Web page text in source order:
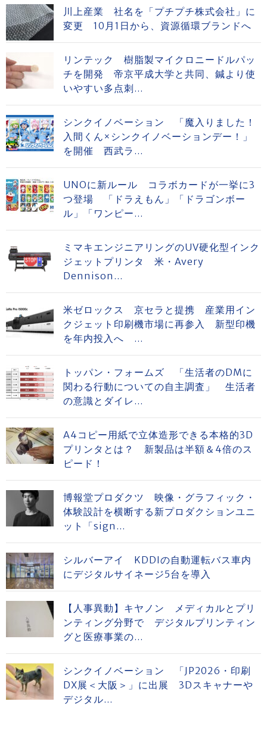
川上産業 社名を「プチプチ株式会社」に
変更 10月1日から、資源循環ブランドへ
リンテック 樹脂製マイクロニードルパッ
チを開発 帝京平成大学と共同、鍼より使
いやすい多点刺...
シンクイノベーション 「魔入りました！
入間くん×シンクイノベーションデー！」
を開催 西武ラ...
UNOに新ルール コラボカードが一挙に3
つ登場 「ドラえもん」「ドラゴンボー
ル」「ワンピー...
ミマキエンジニアリングのUV硬化型インク
ジェットプリンタ 米・Avery
Dennison...
米ゼロックス 京セラと提携 産業用イン
クジェット印刷機市場に再参入 新型印機
を年内投入へ ...
トッパン・フォームズ 「生活者のDMに
関わる行動についての自主調査」 生活者
の意識とダイレ...
A4コピー用紙で立体造形できる本格的3D
プリンタとは？ 新製品は半額＆4倍のス
ピード！
博報堂プロダクツ 映像・グラフィック・
体験設計を横断する新プロダクションユニ
ット「sign...
シルバーアイ KDDIの自動運転バス車内
にデジタルサイネージ5台を導入
【人事異動】キヤノン メディカルとプリ
ンティング分野で デジタルプリンティン
グと医療事業の...
シンクイノベーション 「JP2026・印刷
DX展＜大阪＞」に出展 3Dスキャナーや
デジタル...